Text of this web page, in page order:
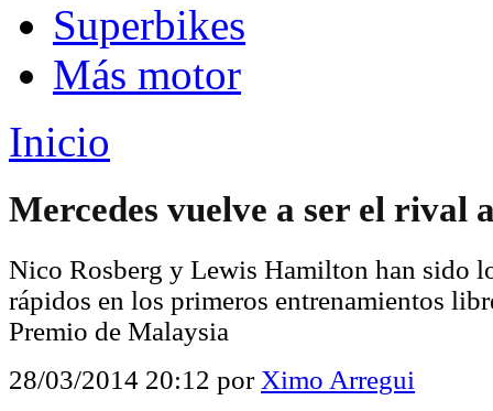
Superbikes
Más motor
Inicio
Mercedes vuelve a ser el rival
Nico Rosberg y Lewis Hamilton han sido
rápidos en los primeros entrenamientos
Premio de Malaysia
28/03/2014 20:12 por Ximo Arregui